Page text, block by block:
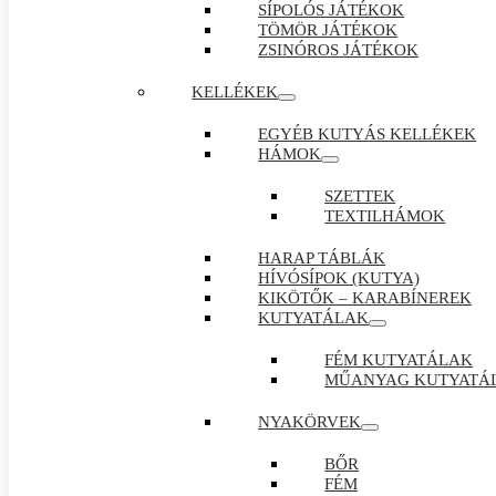
SÍPOLÓS JÁTÉKOK
TÖMÖR JÁTÉKOK
ZSINÓROS JÁTÉKOK
KELLÉKEK
EGYÉB KUTYÁS KELLÉKEK
HÁMOK
SZETTEK
TEXTILHÁMOK
HARAP TÁBLÁK
HÍVÓSÍPOK (KUTYA)
KIKÖTŐK – KARABÍNEREK
KUTYATÁLAK
FÉM KUTYATÁLAK
MŰANYAG
NYAKÖRVEK
BŐR
FÉM